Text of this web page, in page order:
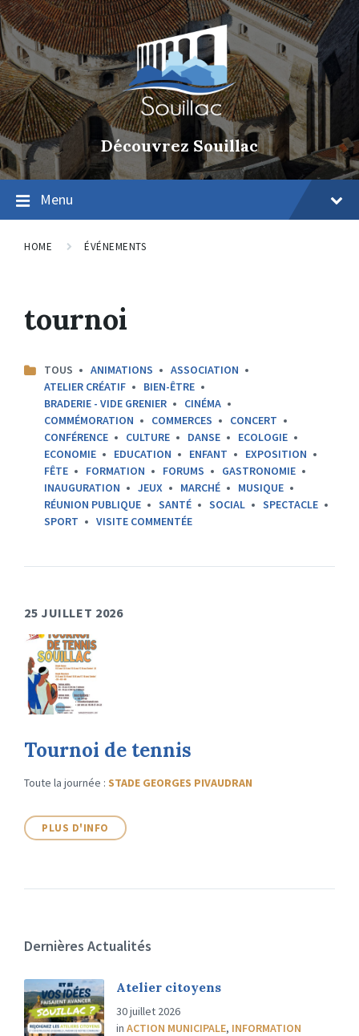
Découvrez Souillac
Menu
HOME ÉVÉNEMENTS
tournoi
CATEGORIES:
TOUS ANIMATIONS
ASSOCIATION
ATELIER CRÉATIF
BIEN-ÊTRE
BRADERIE - VIDE GRENIER
CINÉMA
COMMÉMORATION
COMMERCES
CONCERT
CONFÉRENCE
CULTURE DANSE
ECOLOGIE
ECONOMIE
EDUCATION ENFANT
EXPOSITION
FÊTE
FORMATION FORUMS
GASTRONOMIE
INAUGURATION
JEUX MARCHÉ
MUSIQUE
RÉUNION PUBLIQUE
SANTÉ SOCIAL
SPECTACLE
SPORT
VISITE COMMENTÉE
25 JUILLET 2026
Tournoi de tennis
Toute la journée : STADE GEORGES PIVAUDRAN
PLUS D'INFO
Dernières Actualités
Atelier citoyens
30 juillet 2026
in ACTION MUNICIPALE, INFORMATION